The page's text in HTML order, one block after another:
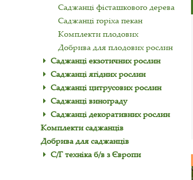
Саджанці фісташкового дерева
Саджанці горіха пекан
Комплекти плодових
Добрива для плодових рослин
Саджанці екзотичних рослин
Саджанці ягідних рослин
Саджанці цитрусових рослин
Саджанці винограду
Саджанці декоративних рослин
Комплекти саджанців
Добрива для саджанців
С/Г техніка б/в з Європи